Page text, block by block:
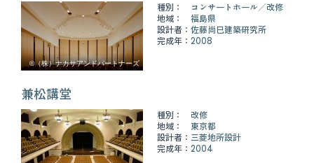
©（株）ナカサアンドパートナーズ
種別： コンサートホール
改修
地域：
福島県
設計者： 佐藤尚巳建築研究所
完成年： 2008
兼松講堂
種別：
改修
地域：
東京都
設計者： 三菱地所設計
完成年： 2004